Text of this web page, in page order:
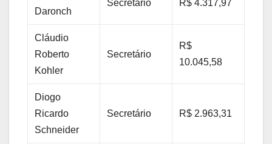
Daronch
Secretário R$ 4.317,97
Cláudio
Roberto
Kohler
Secretário
R$
10.045,58
Diogo
Ricardo
Schneider
Secretário R$ 2.963,31